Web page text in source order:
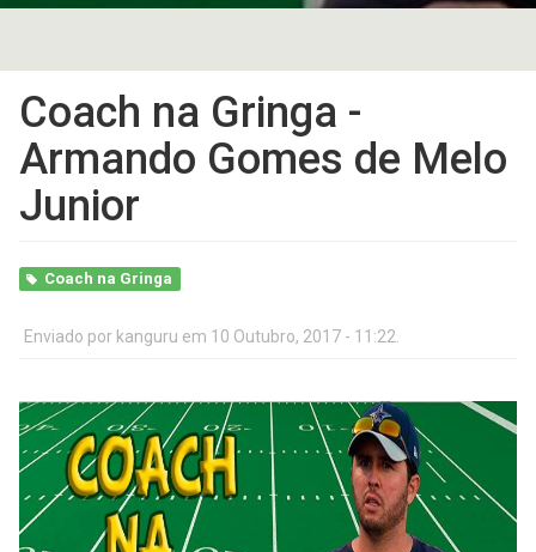
Coach na Gringa -
Armando Gomes de Melo
Junior
Coach na Gringa
Enviado por kanguru em 10 Outubro, 2017 - 11:22.